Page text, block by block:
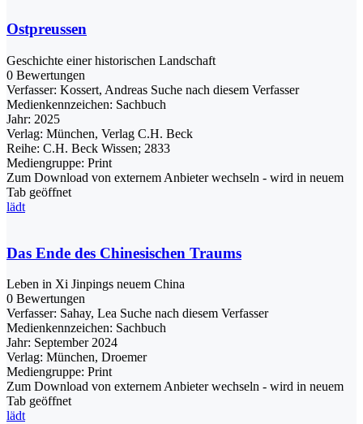
Ostpreussen
Geschichte einer historischen Landschaft
0 Bewertungen
Verfasser: Kossert, Andreas Suche nach diesem Verfasser
Medienkennzeichen: Sachbuch
Jahr: 2025
Verlag: München, Verlag C.H. Beck
Reihe: C.H. Beck Wissen; 2833
Mediengruppe: Print
Zum Download von externem Anbieter wechseln - wird in neuem
Tab geöffnet
lädt
Das Ende des Chinesischen Traums
Leben in Xi Jinpings neuem China
0 Bewertungen
Verfasser: Sahay, Lea Suche nach diesem Verfasser
Medienkennzeichen: Sachbuch
Jahr: September 2024
Verlag: München, Droemer
Mediengruppe: Print
Zum Download von externem Anbieter wechseln - wird in neuem
Tab geöffnet
lädt